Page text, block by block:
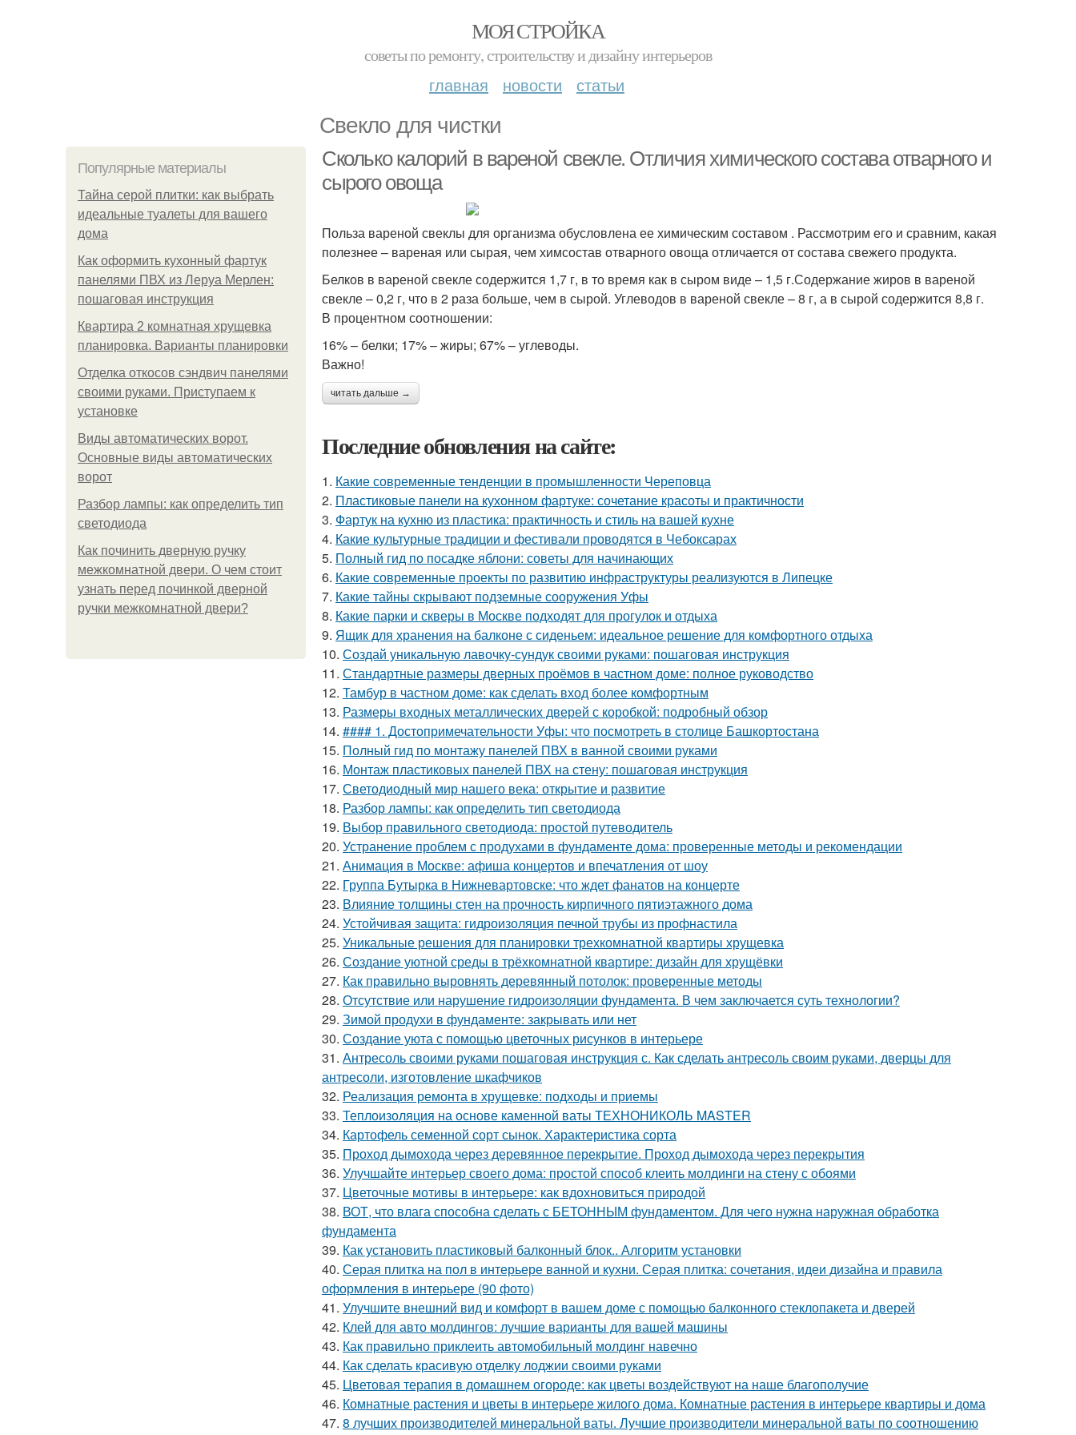
МОЯ СТРОЙКА
советы по ремонту, строительству и дизайну интерьеров
главная новости статьи
Свекло для чистки
Популярные материалы
Тайна серой плитки: как выбрать
идеальные туалеты для вашего
дома
Как оформить кухонный фартук
панелями ПВХ из Леруа Мерлен:
пошаговая инструкция
Квартира 2 комнатная хрущевка
планировка. Варианты планировки
Отделка откосов сэндвич панелями
своими руками. Приступаем к
установке
Виды автоматических ворот.
Основные виды автоматических
ворот
Разбор лампы: как определить тип
светодиода
Как починить дверную ручку
межкомнатной двери. О чем стоит
узнать перед починкой дверной
ручки межкомнатной двери?
Сколько калорий в вареной свекле. Отличия химического состава отварного и
сырого овоща
Польза вареной свеклы для организма обусловлена ее химическим составом . Рассмотрим его и сравним, какая
полезнее – вареная или сырая, чем химсостав отварного овоща отличается от состава свежего продукта.
Белков в вареной свекле содержится 1,7 г, в то время как в сыром виде – 1,5 г.Содержание жиров в вареной
свекле – 0,2 г, что в 2 раза больше, чем в сырой. Углеводов в вареной свекле – 8 г, а в сырой содержится 8,8 г.
В процентном соотношении:
16% – белки; 17% – жиры; 67% – углеводы.
Важно!
читать дальше →
Последние обновления на сайте:
1. Какие современные тенденции в промышленности Череповца
2. Пластиковые панели на кухонном фартуке: сочетание красоты и практичности
3. Фартук на кухню из пластика: практичность и стиль на вашей кухне
4. Какие культурные традиции и фестивали проводятся в Чебоксарах
5. Полный гид по посадке яблони: советы для начинающих
6. Какие современные проекты по развитию инфраструктуры реализуются в Липецке
7. Какие тайны скрывают подземные сооружения Уфы
8. Какие парки и скверы в Москве подходят для прогулок и отдыха
9. Ящик для хранения на балконе с сиденьем: идеальное решение для комфортного отдыха
10. Создай уникальную лавочку-сундук своими руками: пошаговая инструкция
11. Стандартные размеры дверных проёмов в частном доме: полное руководство
12. Тамбур в частном доме: как сделать вход более комфортным
13. Размеры входных металлических дверей с коробкой: подробный обзор
14. #### 1. Достопримечательности Уфы: что посмотреть в столице Башкортостана
15. Полный гид по монтажу панелей ПВХ в ванной своими руками
16. Монтаж пластиковых панелей ПВХ на стену: пошаговая инструкция
17. Светодиодный мир нашего века: открытие и развитие
18. Разбор лампы: как определить тип светодиода
19. Выбор правильного светодиода: простой путеводитель
20. Устранение проблем с продухами в фундаменте дома: проверенные методы и рекомендации
21. Анимация в Москве: афиша концертов и впечатления от шоу
22. Группа Бутырка в Нижневартовске: что ждет фанатов на концерте
23. Влияние толщины стен на прочность кирпичного пятиэтажного дома
24. Устойчивая защита: гидроизоляция печной трубы из профнастила
25. Уникальные решения для планировки трехкомнатной квартиры хрущевка
26. Создание уютной среды в трёхкомнатной квартире: дизайн для хрущёвки
27. Как правильно выровнять деревянный потолок: проверенные методы
28. Отсутствие или нарушение гидроизоляции фундамента. В чем заключается суть технологии?
29. Зимой продухи в фундаменте: закрывать или нет
30. Создание уюта с помощью цветочных рисунков в интерьере
31. Антресоль своими руками пошаговая инструкция с. Как сделать антресоль своим руками, дверцы для
антресоли, изготовление шкафчиков
32. Реализация ремонта в хрущевке: подходы и приемы
33. Теплоизоляция на основе каменной ваты ТЕХНОНИКОЛЬ MASTER
34. Картофель семенной сорт сынок. Характеристика сорта
35. Проход дымохода через деревянное перекрытие. Проход дымохода через перекрытия
36. Улучшайте интерьер своего дома: простой способ клеить молдинги на стену с обоями
37. Цветочные мотивы в интерьере: как вдохновиться природой
38. ВОТ, что влага способна сделать с БЕТОННЫМ фундаментом. Для чего нужна наружная обработка
фундамента
39. Как установить пластиковый балконный блок.. Алгоритм установки
40. Серая плитка на пол в интерьере ванной и кухни. Серая плитка: сочетания, идеи дизайна и правила
оформления в интерьере (90 фото)
41. Улучшите внешний вид и комфорт в вашем доме с помощью балконного стеклопакета и дверей
42. Клей для авто молдингов: лучшие варианты для вашей машины
43. Как правильно приклеить автомобильный молдинг навечно
44. Как сделать красивую отделку лоджии своими руками
45. Цветовая терапия в домашнем огороде: как цветы воздействуют на наше благополучие
46. Комнатные растения и цветы в интерьере жилого дома. Комнатные растения в интерьере квартиры и дома
47. 8 лучших производителей минеральной ваты. Лучшие производители минеральной ваты по соотношению